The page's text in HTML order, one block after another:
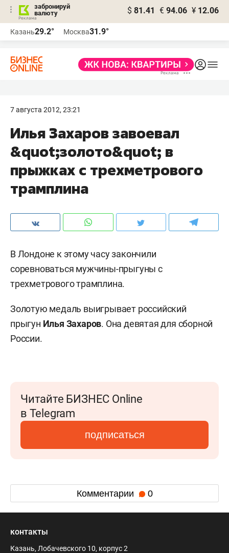
забронируй
валюту
$ 81.41 € 94.06 ¥ 12.06
Казань29.2° Москва31.9°
7 августа 2012, 23:21
Илья Захаров завоевал
&quot;золото&quot; в
прыжках с трехметрового
трамплина
В Лондоне к этому часу закончили
соревноваться мужчины-прыгуны с
трехметрового трамплина.
Золотую медаль выигрывает российский
прыгун Илья Захаров. Она девятая для сборной
России.
Читайте БИЗНЕС Online
в Telegram
подписаться
Комментарии 0
контакты
Казань, Лобачевского 10, корпус 2